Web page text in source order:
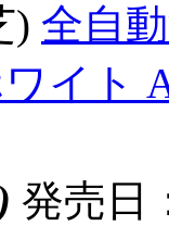
) 全自
イト
発売日